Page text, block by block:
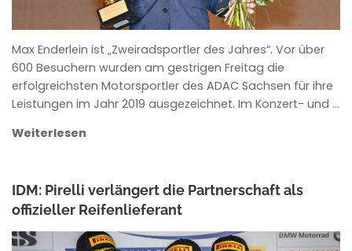
Max Enderlein ist „Zweiradsportler des Jahres“. Vor über
600 Besuchern wurden am gestrigen Freitag die
erfolgreichsten Motorsportler des ADAC Sachsen für ihre
Leistungen im Jahr 2019 ausgezeichnet. Im Konzert- und …
Weiterlesen
IDM: Pirelli verlängert die Partnerschaft als
offizieller Reifenlieferant